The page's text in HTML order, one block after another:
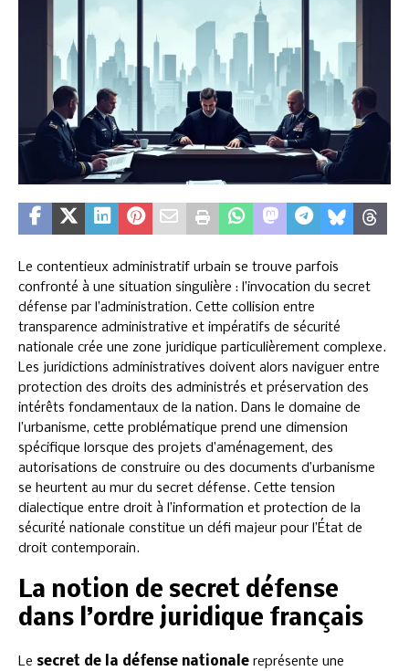
Le contentieux administratif urbain se trouve parfois
confronté à une situation singulière : l’invocation du secret
défense par l’administration. Cette collision entre
transparence administrative et impératifs de sécurité
nationale crée une zone juridique particulièrement complexe.
Les juridictions administratives doivent alors naviguer entre
protection des droits des administrés et préservation des
intérêts fondamentaux de la nation. Dans le domaine de
l’urbanisme, cette problématique prend une dimension
spécifique lorsque des projets d’aménagement, des
autorisations de construire ou des documents d’urbanisme
se heurtent au mur du secret défense. Cette tension
dialectique entre droit à l’information et protection de la
sécurité nationale constitue un défi majeur pour l’État de
droit contemporain.
La notion de secret défense
dans l’ordre juridique français
Le secret de la défense nationale représente une